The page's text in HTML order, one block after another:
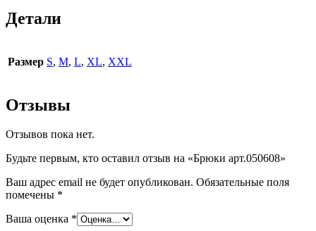
Детали
Размер S, M, L, XL, XXL
Отзывы
Отзывов пока нет.
Будьте первым, кто оставил отзыв на «Брюки арт.050608»
Ваш адрес email не будет опубликован. Обязательные поля
помечены *
Ваша оценка *